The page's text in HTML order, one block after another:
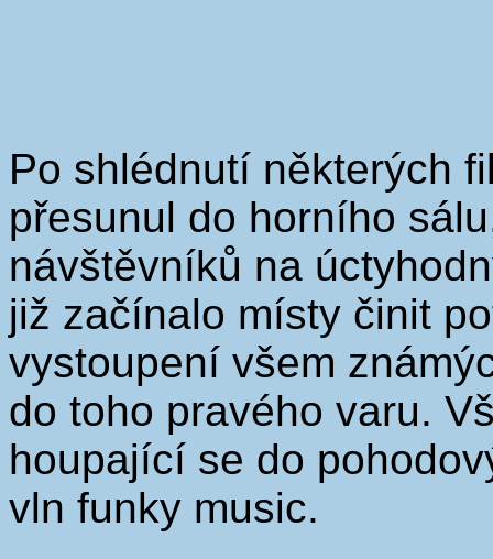
Po shlédnutí některých
přesunul do horního
návštěvníků na
již začínalo místy činit
vystoupení všem
do toho pravého varu.
houpající se do
vln funky music.